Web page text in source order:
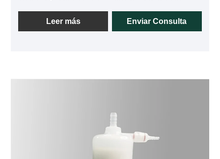
que puede interceptar partículas y materias extrañas
en capas, maximizar la capacidad de retención de
Leer más Enviar Consulta